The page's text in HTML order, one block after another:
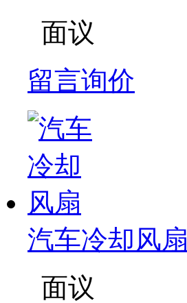
面议
留言询价
汽车冷却风扇
面议